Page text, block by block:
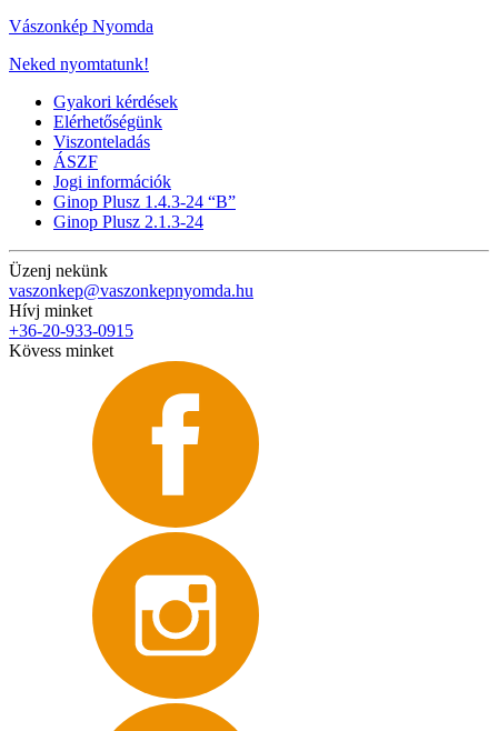
Vászonkép Nyomda
Neked nyomtatunk!
Gyakori kérdések
Elérhetőségünk
Viszonteladás
ÁSZF
Jogi információk
Ginop Plusz 1.4.3-24 “B”
Ginop Plusz 2.1.3-24
Üzenj nekünk
vaszonkep@vaszonkepnyomda.hu
Hívj minket
+36-20-933-0915
Kövess minket